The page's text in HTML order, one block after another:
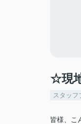
☆現
スタッフ
皆様、こ